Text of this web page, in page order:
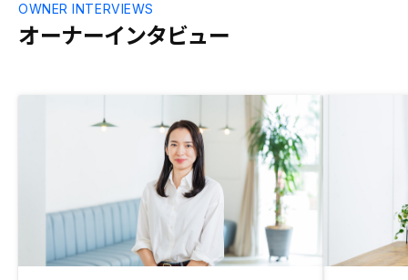
オーナーインタビュー
OWNER INTERVIEWS